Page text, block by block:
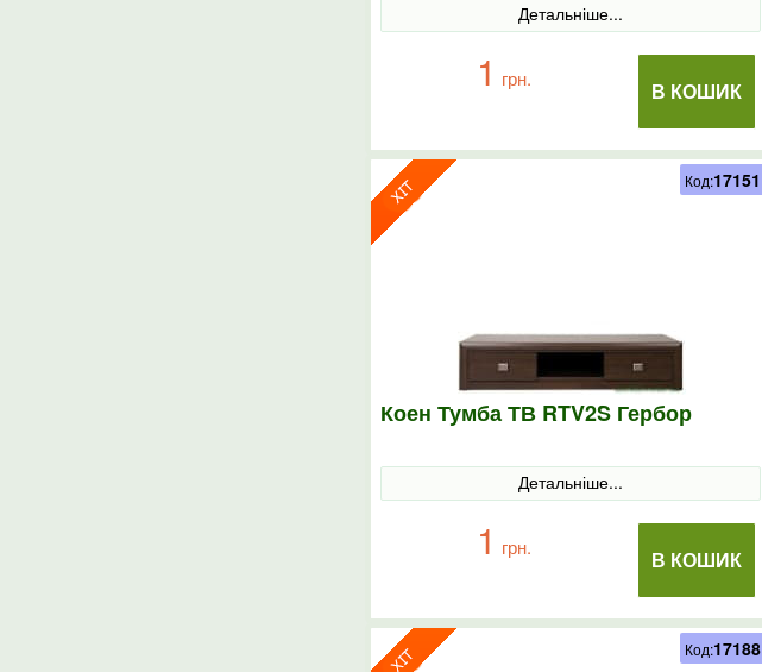
Детальніше...
В КОШИК
1 грн.
Коен Тумба ТВ RTV2S Гербор
Детальніше...
В КОШИК
1 грн.
Код:17151
Код:17188